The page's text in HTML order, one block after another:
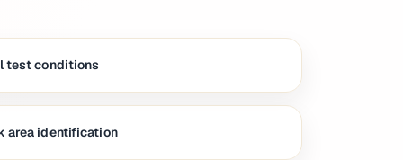
test conditions
area identification